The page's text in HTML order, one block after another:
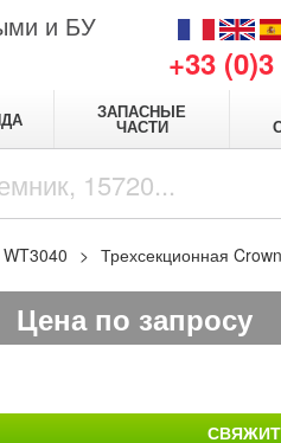
и БУ
+33
ЗАПАСНЫЕ
ЧАСТИ
WT3040 Трехсекционная
Цена по запросу